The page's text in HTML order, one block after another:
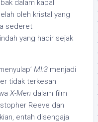
dalam kapal
oleh kristal yang
sederet
yang hadir sejak
MI:3 menjadi
tidak terkesan
X-Men dalam film
Reeve dan
entah disengaja